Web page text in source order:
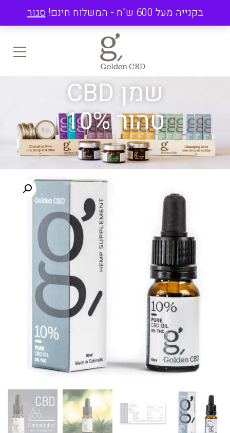
בקנייה מעל 600 ש"ח - המשלוח חינם! סגור
שמן CBD
טהור 10%